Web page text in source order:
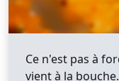
Ce n'est pas à
vient à la bouche.